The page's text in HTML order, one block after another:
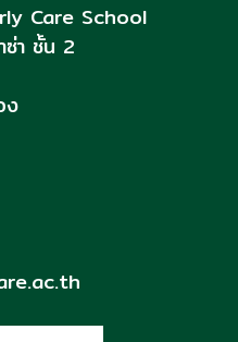
Care School
า ชั้น 2
ง